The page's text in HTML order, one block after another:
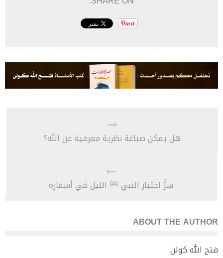
هل يمكن صياغة نظرية معرفية عن الله؟
سِرُّ اختيار النبي ﷺ الليل في أسفاره
ABOUT THE AUTHOR
فتح الله كولن